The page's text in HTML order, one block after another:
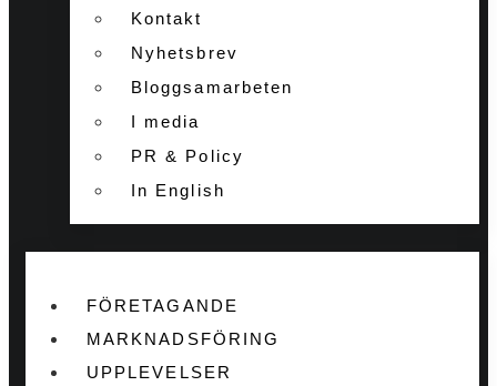
Kontakt
Nyhetsbrev
Bloggsamarbeten
I media
PR & Policy
In English
FÖRETAGANDE
MARKNADSFÖRING
UPPLEVELSER